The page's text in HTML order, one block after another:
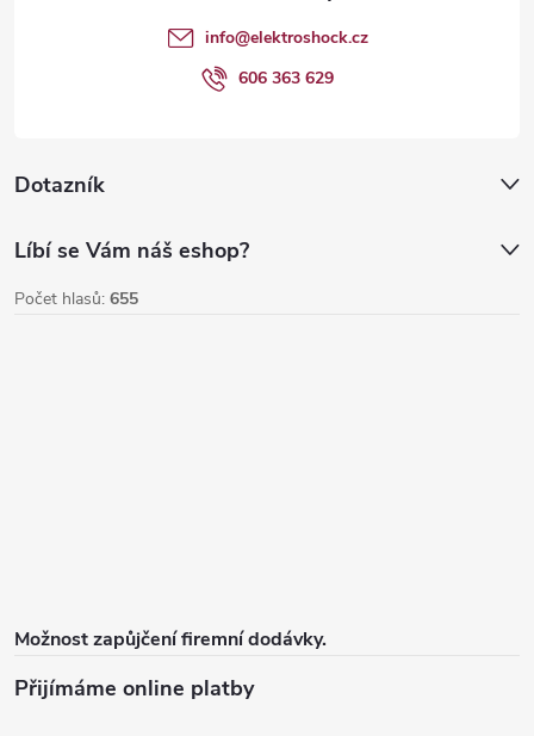
s
u
info@elektroshock.cz
606 363 629
Dotazník
Líbí se Vám náš eshop?
Počet hlasů: 655
Možnost zapůjčení firemní dodávky.
Přijímáme online platby